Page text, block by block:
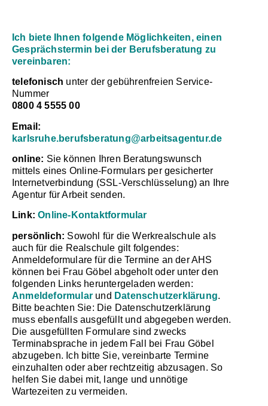
Ich biete Ihnen folgende Möglichkeiten, einen
Gesprächstermin bei der Berufsberatung zu
vereinbaren:
telefonisch unter der gebührenfreien Service-
Nummer
0800 4 5555 00
Email:
karlsruhe.berufsberatung@arbeitsagentur.de
online: Sie können Ihren Beratungswunsch
mittels eines Online-Formulars per gesicherter
Internetverbindung (SSL-Verschlüsselung) an Ihre
Agentur für Arbeit senden.
Link: Online-Kontaktformular
persönlich: Sowohl für die Werkrealschule als
auch für die Realschule gilt folgendes:
Anmeldeformulare für die Termine an der AHS
können bei Frau Göbel abgeholt oder unter den
folgenden Links heruntergeladen werden:
Anmeldeformular und Datenschutzerklärung.
Bitte beachten Sie: Die Datenschutzerklärung
muss ebenfalls ausgefüllt und abgegeben werden.
Die ausgefüllten Formulare sind zwecks
Terminabsprache in jedem Fall bei Frau Göbel
abzugeben. Ich bitte Sie, vereinbarte Termine
einzuhalten oder aber rechtzeitig abzusagen. So
helfen Sie dabei mit, lange und unnötige
Wartezeiten zu vermeiden.